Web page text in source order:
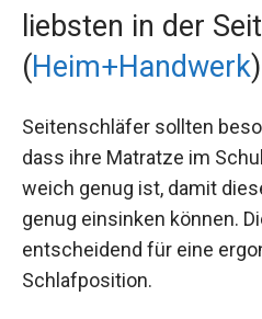
liebsten in der
(Heim+Handwerk)
Seitenschläfer sollten
dass ihre Matratze im
weich genug ist, damit
genug einsinken können.
entscheidend für eine
Schlafposition.